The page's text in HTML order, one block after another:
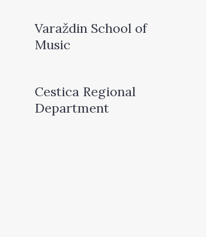
Varaždin School of
Music
Cestica Regional
Department